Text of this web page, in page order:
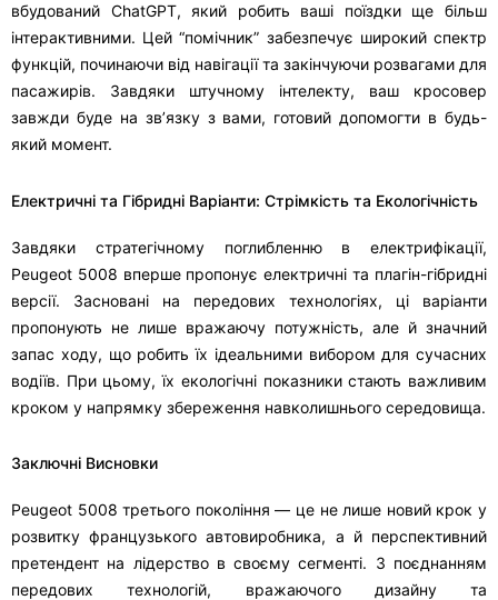
вбудований ChatGPT, який робить ваші поїздки ще більш
інтерактивними. Цей “помічник” забезпечує широкий спектр
функцій, починаючи від навігації та закінчуючи розвагами для
пасажирів. Завдяки штучному інтелекту, ваш кросовер
завжди буде на зв’язку з вами, готовий допомогти в будь-
який момент.
Електричні та Гібридні Варіанти: Стрімкість та Екологічність
Завдяки стратегічному поглибленню в електрифікації,
Peugeot 5008 вперше пропонує електричні та плагін-гібридні
версії. Засновані на передових технологіях, ці варіанти
пропонують не лише вражаючу потужність, але й значний
запас ходу, що робить їх ідеальними вибором для сучасних
водіїв. При цьому, їх екологічні показники стають важливим
кроком у напрямку збереження навколишнього середовища.
Заключні Висновки
Peugeot 5008 третього покоління — це не лише новий крок у
розвитку французького автовиробника, а й перспективний
претендент на лідерство в своєму сегменті. З поєднанням
передових технологій, вражаючого дизайну та